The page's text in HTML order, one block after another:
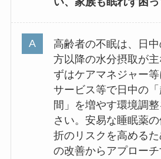
高齢者の不眠は、日
方以降の水分摂取が
ずはケアマネジャー
サービス等で日中の
間」を増やす環境調
さい。安易な睡眠薬
折のリスクを高める
の改善からアプロー